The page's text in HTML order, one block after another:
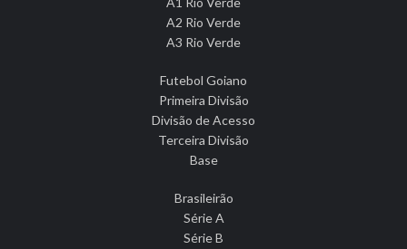
A2 Rio Verde
A3 Rio Verde
Futebol Goiano
Primeira Divisão
Divisão de Acesso
Terceira Divisão
Base
Brasileirão
Série A
Série B